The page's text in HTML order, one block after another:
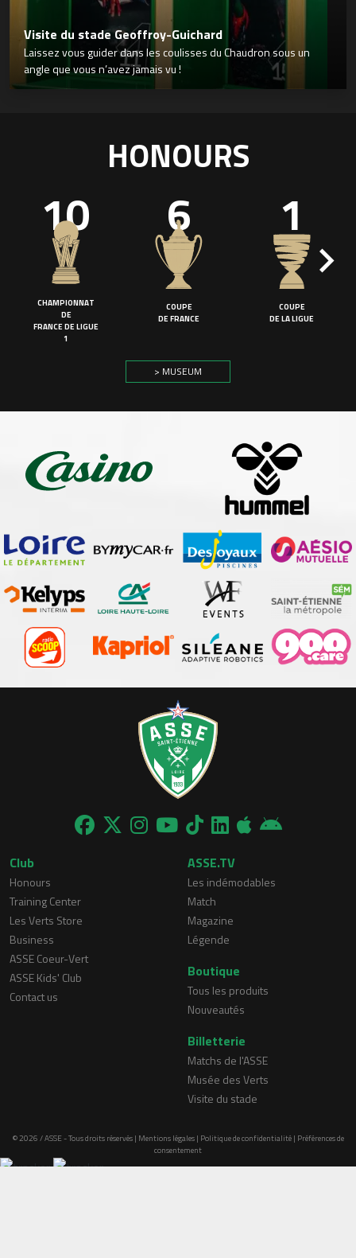
Visite du stade Geoffroy-Guichard
Laissez vous guider dans les coulisses du Chaudron sous un
angle que vous n’avez jamais vu !
HONOURS
10
CHAMPIONNAT
DE
FRANCE DE LIGUE
1
6
COUPE
DE FRANCE
1
COUPE
DE LA LIGUE
> MUSEUM
Club
Honours
Training Center
Les Verts Store
Business
ASSE Coeur-Vert
ASSE Kids' Club
Contact us
ASSE.TV
Les indémodables
Match
Magazine
Légende
Boutique
Tous les produits
Nouveautés
Billetterie
Matchs de l'ASSE
Musée des Verts
Visite du stade
© 2026 / ASSE - Tous droits réservés | Mentions légales| Politique de confidentialité| Préférences de
consentement